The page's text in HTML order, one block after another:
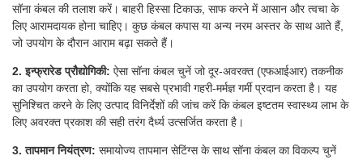
सॉना कंबल की तलाश करें। बाहरी हिस्सा टिकाऊ, साफ करने में आसान और त्वचा के
लिए आरामदायक होना चाहिए। कुछ कंबल कपास या अन्य नरम अस्तर के साथ आते हैं,
जो उपयोग के दौरान आराम बढ़ा सकते हैं।
2. इन्फ्रारेड प्रौद्योगिकी: ऐसा सॉना कंबल चुनें जो दूर-अवरक्त (एफआईआर) तकनीक
का उपयोग करता हो, क्योंकि यह सबसे प्रभावी गहरी-मर्मज्ञ गर्मी प्रदान करता है। यह
सुनिश्चित करने के लिए उत्पाद विनिर्देशों की जांच करें कि कंबल इष्टतम स्वास्थ्य लाभ के
लिए अवरक्त प्रकाश की सही तरंग दैर्ध्य उत्सर्जित करता है।
3. तापमान नियंत्रण: समायोज्य तापमान सेटिंग्स के साथ सॉना कंबल का विकल्प चुनें